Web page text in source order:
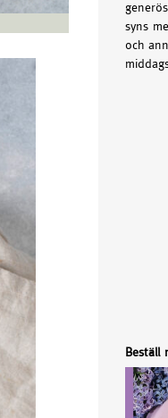
syns
och
Beställ